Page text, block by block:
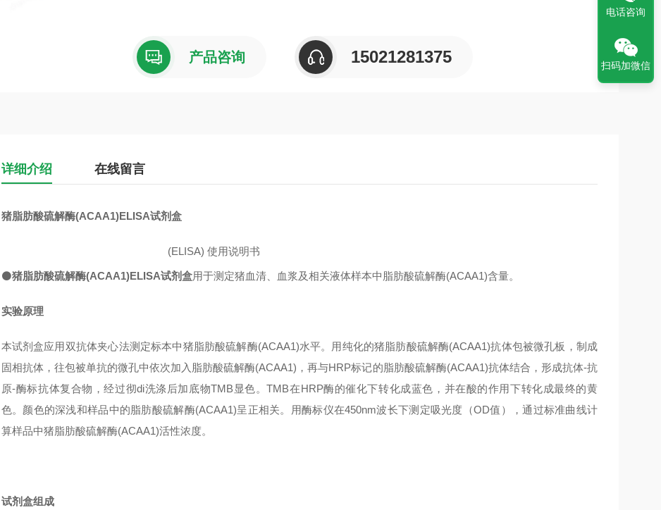
产品咨询 15021281375
详细介绍 在线留言
猪脂肪酸硫解酶(ACAA1)ELISA试剂盒
(ELISA) 使用说明书
⚫猪脂肪酸硫解酶(ACAA1)ELISA试剂盒用于测定猪血清、血浆及相关液体样本中脂肪酸硫解酶(ACAA1)含量。
实验原理
本试剂盒应用双抗体夹心法测定标本中猪脂肪酸硫解酶(ACAA1)水平。用纯化的猪脂肪酸硫解酶(ACAA1)抗体包被微孔板，制成
固相抗体，往包被单抗的微孔中依次加入脂肪酸硫解酶(ACAA1)，再与HRP标记的脂肪酸硫解酶(ACAA1)抗体结合，形成抗体-抗
原-酶标抗体复合物，经过彻di洗涤后加底物TMB显色。TMB在HRP酶的催化下转化成蓝色，并在酸的作用下转化成最终的黄
色。颜色的深浅和样品中的脂肪酸硫解酶(ACAA1)呈正相关。用酶标仪在450nm波长下测定吸光度（OD值），通过标准曲线计
算样品中猪脂肪酸硫解酶(ACAA1)活性浓度。
试剂盒组成
电话咨询
扫码加微信